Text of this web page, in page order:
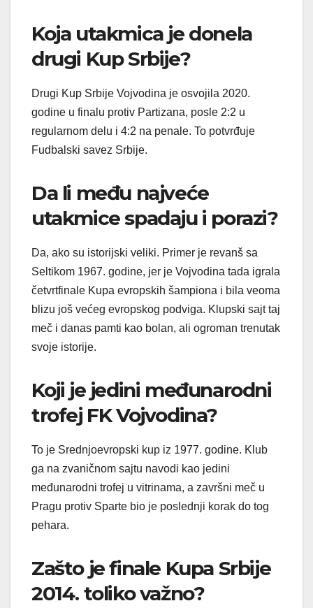
Koja utakmica je donela
drugi Kup Srbije?
Drugi Kup Srbije Vojvodina je osvojila 2020.
godine u finalu protiv Partizana, posle 2:2 u
regularnom delu i 4:2 na penale. To potvrđuje
Fudbalski savez Srbije.
Da li među najveće
utakmice spadaju i porazi?
Da, ako su istorijski veliki. Primer je revanš sa
Seltikom 1967. godine, jer je Vojvodina tada igrala
četvrtfinale Kupa evropskih šampiona i bila veoma
blizu još većeg evropskog podviga. Klupski sajt taj
meč i danas pamti kao bolan, ali ogroman trenutak
svoje istorije.
Koji je jedini međunarodni
trofej FK Vojvodina?
To je Srednjoevropski kup iz 1977. godine. Klub
ga na zvaničnom sajtu navodi kao jedini
međunarodni trofej u vitrinama, a završni meč u
Pragu protiv Sparte bio je poslednji korak do tog
pehara.
Zašto je finale Kupa Srbije
2014. toliko važno?